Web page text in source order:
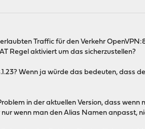
Traffic für den Verkehr
Regel aktiviert um das sicherzustellen?
Wenn ja würde das bedeuten, dass
in der aktuellen Version, dass
wenn man den Alias Namen anpasst,